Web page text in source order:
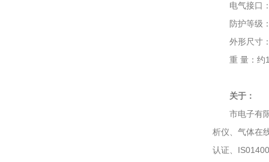
电气接口：
防护等级
外形尺寸：
重 量：约
关于：
市电子有限
析仪、气体在
认证、